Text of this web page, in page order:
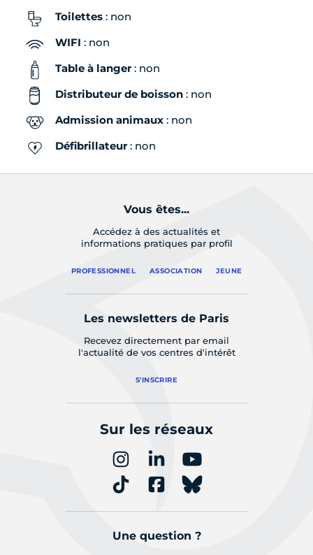
Dimanche
Toilettes : non
WIFI : non
Table à langer: non
Distributeur de boisson : non
Admission animaux : non
Défibrillateur: non
Vous êtes...
Accédez à des actualités et
informations pratiques par profil
PROFESSIONNEL ASSOCIATION JEUNE
Les newsletters de Paris
Recevez directement par email
l'actualité de vos centres d'intérêt
S'INSCRIRE
Sur les réseaux
Une question ?